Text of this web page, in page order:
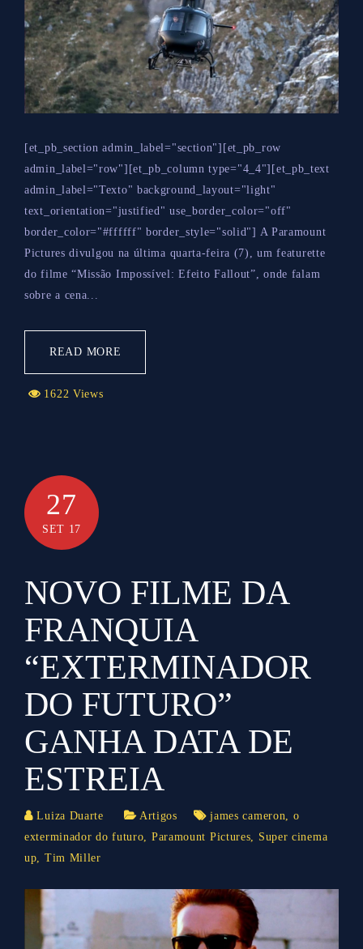
[et_pb_section admin_label="section"][et_pb_row
admin_label="row"][et_pb_column type="4_4"][et_pb_text
admin_label="Texto" background_layout="light"
text_orientation="justified" use_border_color="off"
border_color="#ffffff" border_style="solid"] A Paramount
Pictures divulgou na última quarta-feira (7), um featurette
do filme “Missão Impossível: Efeito Fallout”, onde falam
sobre a cena...
READ MORE
1622 Views
27
SET 17
NOVO FILME DA
FRANQUIA
“EXTERMINADOR
DO FUTURO”
GANHA DATA DE
ESTREIA
Luiza Duarte Artigos james cameron, o
exterminador do futuro, Paramount Pictures, Super cinema
up, Tim Miller